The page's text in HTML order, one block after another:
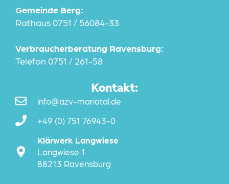
Gemeinde Berg:
Rathaus 0751 / 56084-33
Verbraucherberatung Ravensburg:
Telefon 0751 / 261-58
Kontakt:
info@azv-mariatal.de
+49 (0) 751 76943-0
Klärwerk Langwiese
Langwiese 1
88213 Ravensburg